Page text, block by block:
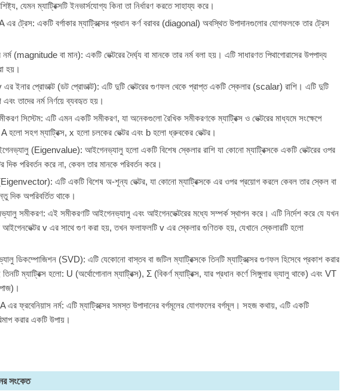
যেমন ম্যাট্রিক্সটি ইনভার্সযোগ্য কিনা তা নির্ধারণ করতে সাহায্য করে।
এর ট্রেস: একটি বর্গাকার ম্যাট্রিক্সের প্রধান কর্ণ বরাবর (diagonal) অবস্থিত উপাদানগুলোর যোগফলকে তার ট্রেস
(magnitude বা মান): একটি ভেক্টরের দৈর্ঘ্য বা মানকে তার নর্ম বলা হয়। এটি সাধারণত পিথাগোরাসের উপপাদ্য
হয়।
এর ইনার প্রোডাক্ট (ডট প্রোডাক্ট): এটি দুটি ভেক্টরের গুণফল থেকে প্রাপ্ত একটি স্কেলার (scalar) রাশি। এটি দুটি
এবং তাদের নর্ম নির্ণয়ে ব্যবহৃত হয়।
সিস্টেম: এটি এমন একটি সমীকরণ, যা অনেকগুলো রৈখিক সমীকরণকে ম্যাট্রিক্স ও ভেক্টরের মাধ্যমে সংক্ষেপে
Aহলো সহগ ম্যাট্রিক্স, x হলো চলকের ভেক্টর এবং b হলো ধ্রুবকের ভেক্টর।
(Eigenvalue): আইগেনভ্যালু হলো একটি বিশেষ স্কেলার রাশি যা কোনো ম্যাট্রিক্সকে একটি ভেক্টরের ওপর
দিক পরিবর্তন করে না, কেবল তার মানকে পরিবর্তন করে।
এটি একটি বিশেষ অ-শূন্য ভেক্টর, যা কোনো ম্যাট্রিক্সকে এর ওপর প্রয়োগ করলে কেবল তার স্কেল বা
দিক অপরিবর্তিত থাকে।
সমীকরণ: এই সমীকরণটি আইগেনভ্যালু এবং আইগেনভেক্টরের মধ্যে সম্পর্ক স্থাপন করে। এটি নির্দেশ করে যে যখন
v এর সাথে গুণ করা হয়, তখন ফলাফলটি v এর স্কেলার গুণিতক হয়, যেখানে স্কেলারটি হলো
ডিকম্পোজিশন (SVD): এটি যেকোনো বাস্তব বা জটিল ম্যাট্রিক্সকে তিনটি ম্যাট্রিক্সের গুণফল হিসেবে প্রকাশ করার
ম্যাট্রিক্স হলো: U (অর্থোগোনাল ম্যাট্রিক্স), Σ (বিকর্ণ ম্যাট্রিক্স, যার প্রধান কর্ণে সিঙ্গুলার ভ্যালু থাকে) এবং VT
Aএর ফ্রবেনিয়াস নর্ম: এটি ম্যাট্রিক্সের সমস্ত উপাদানের বর্গমূলের যোগফলের বর্গমূল। সহজ কথায়, এটি একটি
করার একটি উপায়।
সংকেত